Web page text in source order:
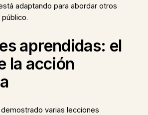
adaptando para abordar otros
aprendidas: el
la acción
varias lecciones